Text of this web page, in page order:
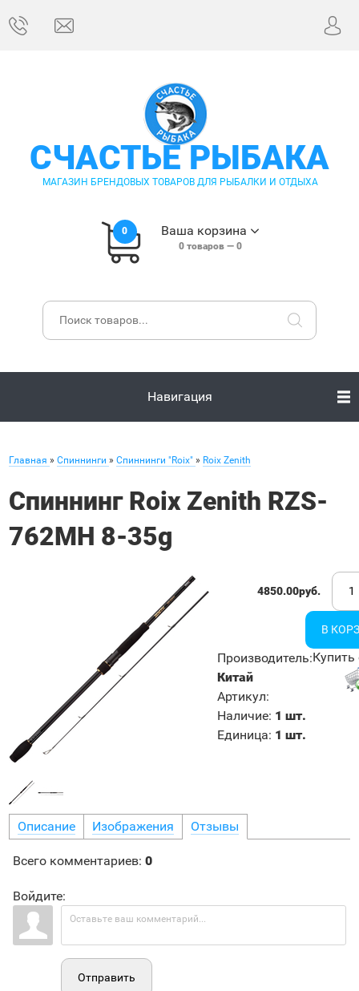
СЧАСТЬЕ РЫБАКА
МАГАЗИН БРЕНДОВЫХ ТОВАРОВ ДЛЯ РЫБАЛКИ И ОТДЫХА
0 Ваша корзина
0товаров — 0
Навигация
Главная » Спиннинги » Спиннинги "Roix" » Roix Zenith
Спиннинг Roix Zenith RZS-
762MH 8-35g
4850.00руб.
Производитель:
Китай
Артикул:
Наличие: 1 шт.
Единица: 1 шт.
Купить
Описание Изображения Отзывы
Всего комментариев: 0
Войдите:
Отправить